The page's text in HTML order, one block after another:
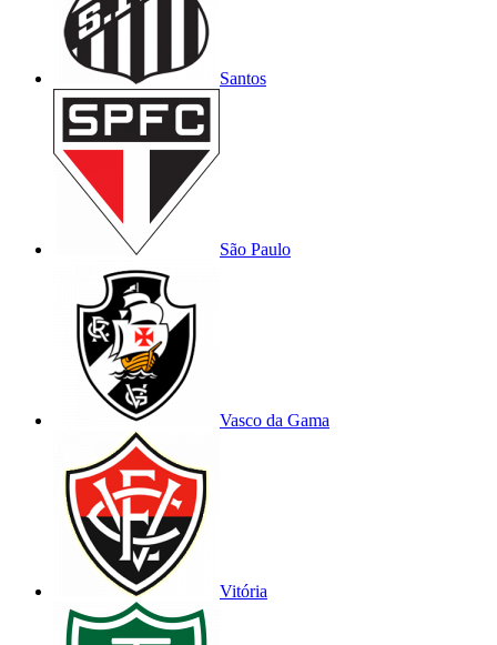
Santos
São Paulo
Vasco da Gama
Vitória